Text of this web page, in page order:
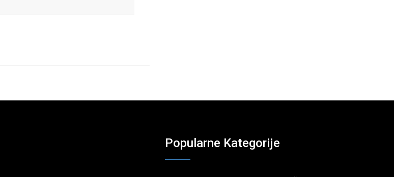
Popularne Kategorije